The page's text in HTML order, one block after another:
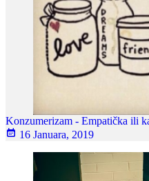
Konzumerizam - Empatička ili
16 Januara, 2019